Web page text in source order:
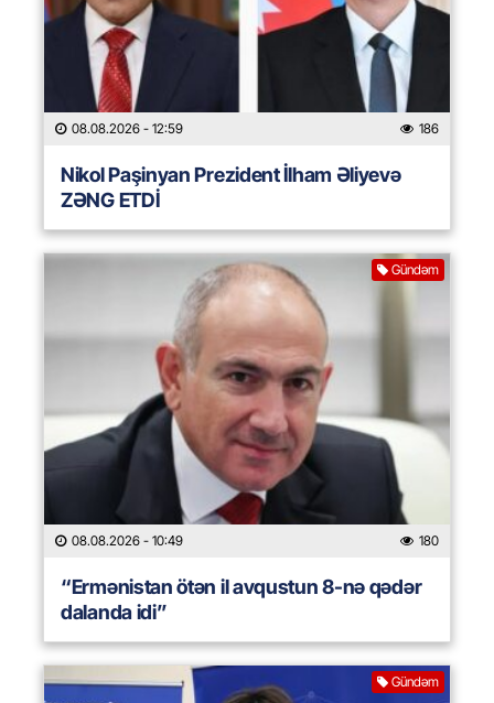
08.08.2026 - 12:59 186
Nikol Paşinyan Prezident İlham Əliyevə
ZƏNG ETDİ
Gündəm
08.08.2026 - 10:49 180
“Ermənistan ötən il avqustun 8-nə qədər
dalanda idi”
Gündəm